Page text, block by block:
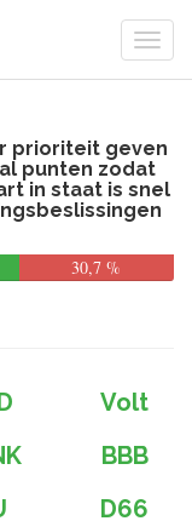
prioriteit geven
punten zodat
in staat is snel
30,7 %
Volt
BBB
D66